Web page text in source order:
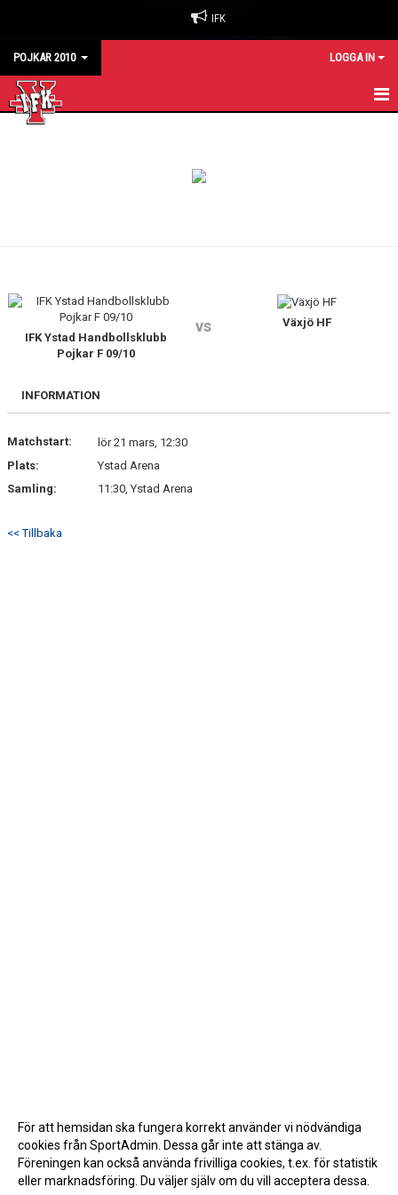
IFK
POJKAR 2010 LOGGA IN
IFK Ystad Handbollsklubb
Pojkar F 09/10
vs Växjö HF
INFORMATION
Matchstart:
lör 21 mars, 12:30
Plats:
Ystad Arena
Samling:
11:30, Ystad Arena
<< Tillbaka
För att hemsidan ska fungera korrekt använder vi nödvändiga
cookies från SportAdmin. Dessa går inte att stänga av.
Föreningen kan också använda frivilliga cookies, t.ex. för statistik
eller marknadsföring. Du väljer själv om du vill acceptera dessa.